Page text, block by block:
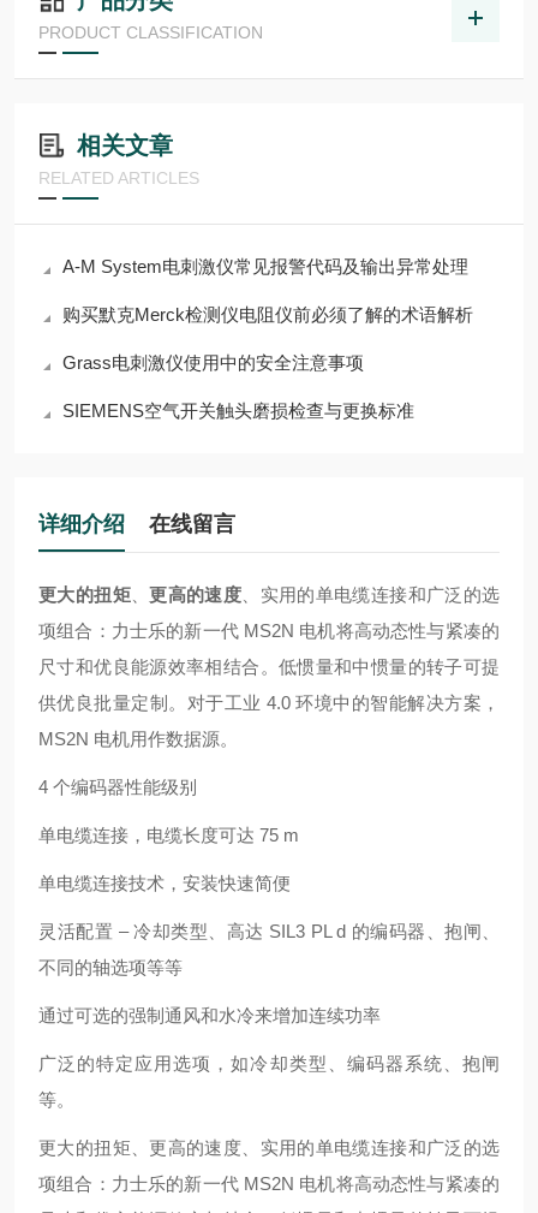
PRODUCT CLASSIFICATION
相关文章
RELATED ARTICLES
A-M System电刺激仪常见报警代码及输出异常处理
购买默克Merck检测仪电阻仪前必须了解的术语解析
Grass电刺激仪使用中的安全注意事项
SIEMENS空气开关触头磨损检查与更换标准
详细介绍 在线留言
更大的扭矩、更高的速度 、实用的单电缆连接和广泛的选
项组合：力士乐的新一代 MS2N 电机将高动态性与紧凑的
尺寸和优良能源效率相结合。低惯量和中惯量的转子可提
供优良批量定制。对于工业 4.0 环境中的智能解决方案，
MS2N 电机用作数据源。
4 个编码器性能级别
单电缆连接，电缆长度可达 75 m
单电缆连接技术，安装快速简便
灵活配置 – 冷却类型、高达 SIL3 PL d 的编码器、抱闸、
不同的轴选项等等
通过可选的强制通风和水冷来增加连续功率
广泛的特定应用选项，如冷却类型、编码器系统、抱闸
等。
更大的扭矩、更高的速度、实用的单电缆连接和广泛的选
项组合：力士乐的新一代 MS2N 电机将高动态性与紧凑的